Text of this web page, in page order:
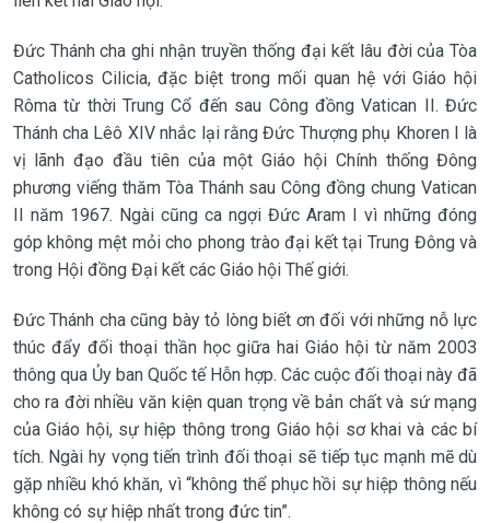
Đức Thánh cha ghi nhận truyền thống đại kết lâu đời của Tòa
Catholicos Cilicia, đặc biệt trong mối quan hệ với Giáo hội
Rôma từ thời Trung Cổ đến sau Công đồng Vatican II. Đức
Thánh cha Lêô XIV nhắc lại rằng Đức Thượng phụ Khoren I là
vị lãnh đạo đầu tiên của một Giáo hội Chính thống Đông
phương viếng thăm Tòa Thánh sau Công đồng chung Vatican
II năm 1967. Ngài cũng ca ngợi Đức Aram I vì những đóng
góp không mệt mỏi cho phong trào đại kết tại Trung Đông và
trong Hội đồng Đại kết các Giáo hội Thế giới.
Đức Thánh cha cũng bày tỏ lòng biết ơn đối với những nỗ lực
thúc đẩy đối thoại thần học giữa hai Giáo hội từ năm 2003
thông qua Ủy ban Quốc tế Hỗn hợp. Các cuộc đối thoại này đã
cho ra đời nhiều văn kiện quan trọng về bản chất và sứ mạng
của Giáo hội, sự hiệp thông trong Giáo hội sơ khai và các bí
tích. Ngài hy vọng tiến trình đối thoại sẽ tiếp tục mạnh mẽ dù
gặp nhiều khó khăn, vì “không thể phục hồi sự hiệp thông nếu
không có sự hiệp nhất trong đức tin”.